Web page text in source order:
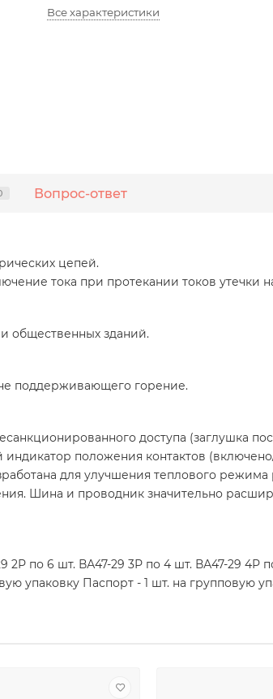
Все характеристики
Вопрос-ответ
цепей.
тока при протекании токов утечки
общественных зданий.
поддерживающего горение.
доступа (заглушка
положения контактов
для улучшения теплового режима
Шина и проводник значительно
2Р по 6 шт. ВА47-29 3Р по 4 шт. ВА47-29 4Р
упаковку Паспорт - 1 шт. на групповую